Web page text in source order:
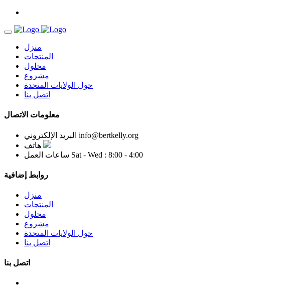
منزل
المنتجات
محلول
مشروع
حول الولايات المتحدة
اتصل بنا
معلومات الاتصال
البريد الإلكتروني info@bertkelly.org
هاتف
ساعات العمل Sat - Wed : 8:00 - 4:00
روابط إضافية
منزل
المنتجات
محلول
مشروع
حول الولايات المتحدة
اتصل بنا
اتصل بنا